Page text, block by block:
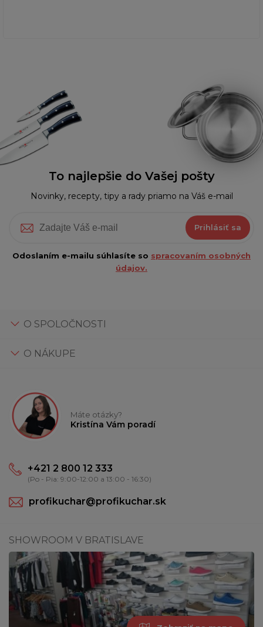
To najlepšie do Vašej pošty
Novinky, recepty, tipy a rady priamo na Váš e-mail
Prihlásiť sa
Odoslaním e-mailu súhlasíte so spracovaním osobných
údajov.
O SPOLOČNOSTI
O NÁKUPE
Máte otázky?
Kristína Vám poradí
+421 2 800 12 333
(Po - Pia: 9:00-12:00 a 13:00 - 16:30)
profikuchar@profikuchar.sk
SHOWROOM V BRATISLAVE